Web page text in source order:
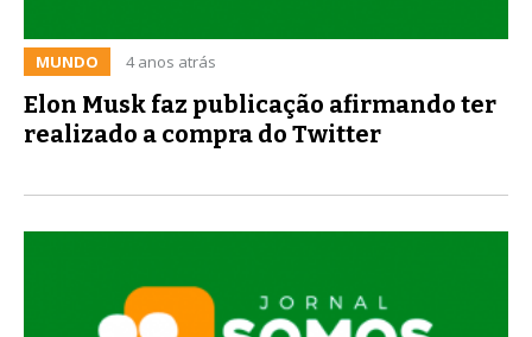
MUNDO 4 anos atrás
Elon Musk faz publicação afirmando ter
realizado a compra do Twitter